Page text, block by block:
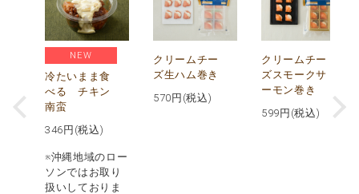
NEW
冷たいまま食
べる チキン
南蛮
346 円(税込)
※沖縄地域のロー
ソンではお取り
扱いしておりま
クリームチー
ズ生ハム巻き
570 円(税込)
クリームチー
ズスモークサ
ーモン巻き
599 円(税込)